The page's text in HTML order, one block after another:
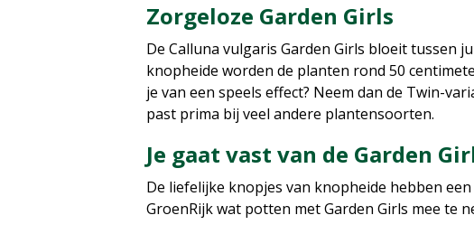
Zorgeloze Garden Girls
De Calluna vulgaris Garden Girls bloeit tussen
knopheide worden de planten rond 50
je van een speels effect? Neem dan de Twin-
past prima bij veel andere plantensoorten.
Je gaat vast van de Garden
De liefelijke knopjes van knopheide hebben
GroenRijk wat potten met Garden Girls mee te